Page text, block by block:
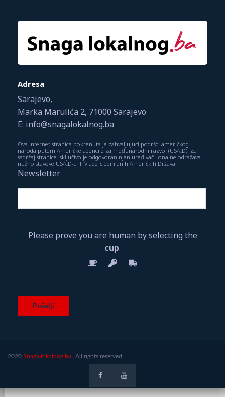
Adresa
Sarajevo,
Marka Marulića 2, 71000 Sarajevo
E: info@snagalokalnog.ba
Ova internet stranica pokrenuta je zahvaljujući podršci američkog
naroda putem Američke agencije za međunarodni razvoj (USAID). Za
sadržaj stranice isključivo je odgovoran njen uređivač i ona ne odražava
nužno stavove USAID-a ili Vlade Sjedinjenih Američkih Država.
Newsletter
Please prove you are human by selecting the
cup.
2020 Snaga lokalnog.ba. All rights reserved.